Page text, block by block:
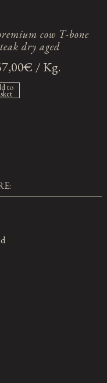
cow T-bone
dry aged
/ Kg.
to